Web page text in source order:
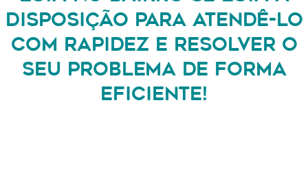
DISPOSIÇÃO PARA ATENDÊ-LO
COM RAPIDEZ E RESOLVER O
SEU PROBLEMA DE FORMA
EFICIENTE!